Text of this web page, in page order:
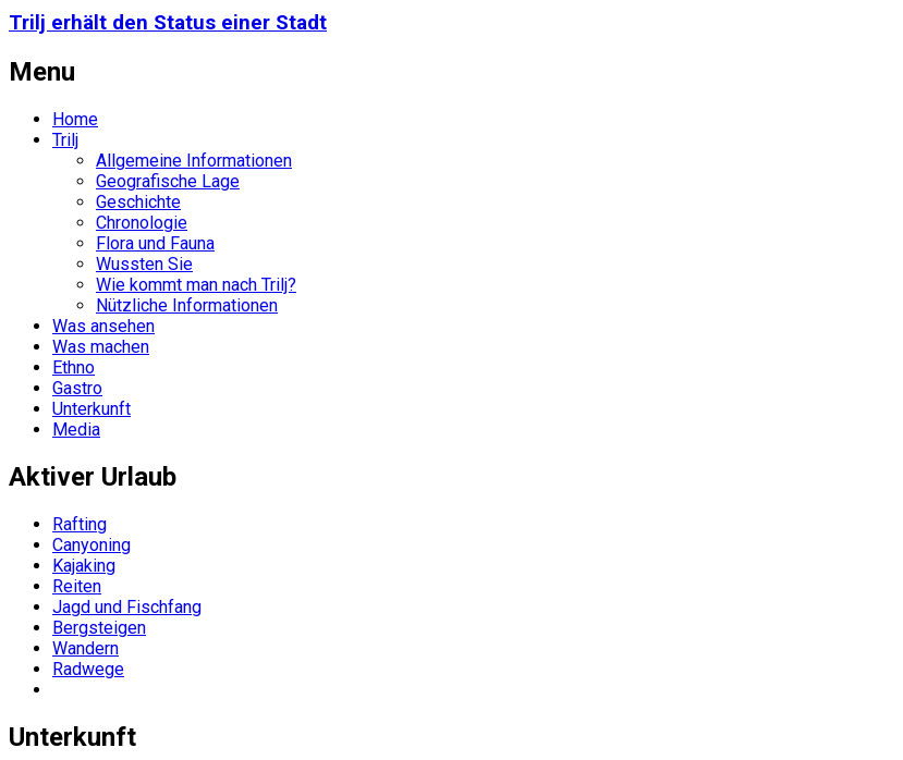
Trilj erhält den Status einer Stadt
Menu
Home
Trilj
Allgemeine Informationen
Geografische Lage
Geschichte
Chronologie
Flora und Fauna
Wussten Sie
Wie kommt man nach Trilj?
Nützliche Informationen
Was ansehen
Was machen
Ethno
Gastro
Unterkunft
Media
Aktiver Urlaub
Rafting
Canyoning
Kajaking
Reiten
Jagd und Fischfang
Bergsteigen
Wandern
Radwege
Unterkunft